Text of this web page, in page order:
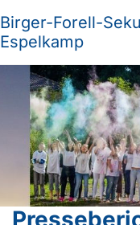
Birger-Forell-
Espelkamp